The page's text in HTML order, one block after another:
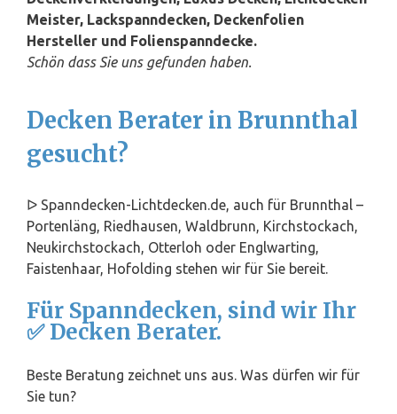
Meister, Lackspanndecken, Deckenfolien
Hersteller und Folienspanndecke.
Schön dass Sie uns gefunden haben.
Decken Berater in Brunnthal
gesucht?
ᐅ Spanndecken-Lichtdecken.de, auch für Brunnthal –
Portenläng, Riedhausen, Waldbrunn, Kirchstockach,
Neukirchstockach, Otterloh oder Englwarting,
Faistenhaar, Hofolding stehen wir für Sie bereit.
Für Spanndecken, sind wir Ihr
✅ Decken Berater.
Beste Beratung zeichnet uns aus. Was dürfen wir für
Sie tun?